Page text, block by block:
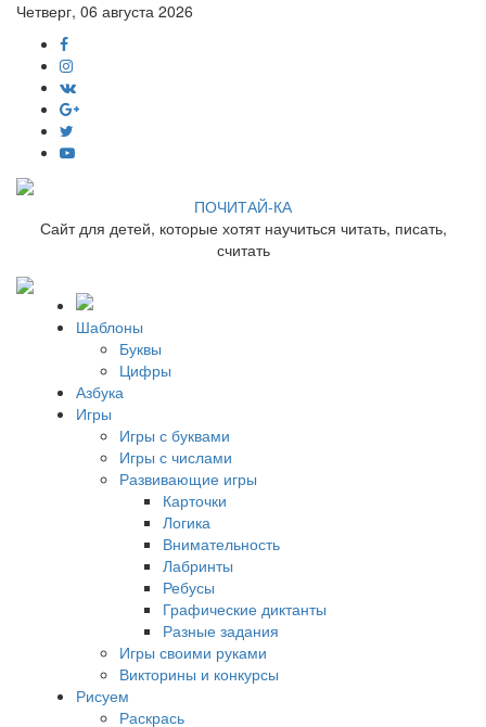
Четверг, 06 августа 2026
ПОЧИТАЙ-КА
Сайт для детей, которые хотят научиться читать, писать,
считать
Шаблоны
Буквы
Цифры
Азбука
Игры
Игры с буквами
Игры с числами
Развивающие игры
Карточки
Логика
Внимательность
Лабринты
Ребусы
Графические диктанты
Разные задания
Игры своими руками
Викторины и конкурсы
Рисуем
Раскрась